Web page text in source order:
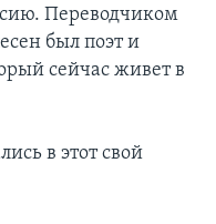
Переводчиком
был поэт и
сейчас живет в
в этот свой